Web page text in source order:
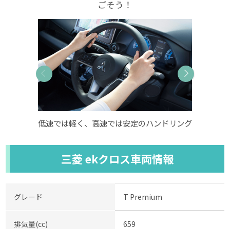
ごそう！
低速では軽く、高速では安定のハンドリング
三菱 ekクロス車両情報
グレード T Premium
排気量(cc) 659